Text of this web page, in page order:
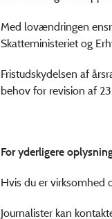
Med lovændringen
Skatteministeriet og
Fristudskydelsen af
behov for revision af
For yderligere
Hvis du er virksomhed
Journalister kan